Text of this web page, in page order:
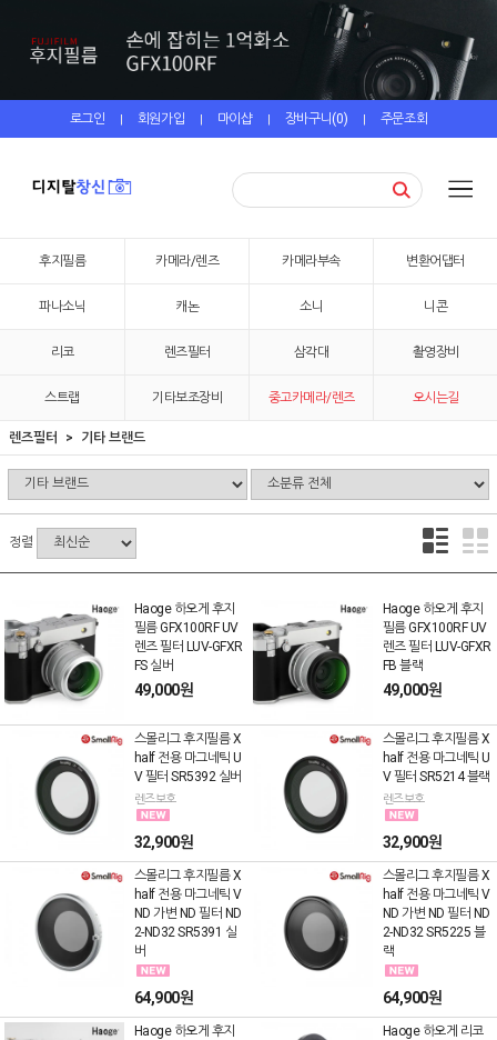
로그인 | 회원가입 | 마이샵 | 장바구니(0) | 주문조회
후지필름 카메라/렌즈 카메라부속 변환어댑터
파나소닉 캐논 소니 니콘
리코 렌즈필터 삼각대 촬영장비
스트랩 기타보조장비 중고카메라/렌즈 오시는길
렌즈필터 기타 브랜드
정렬
Haoge 하오게 후지
필름 GFX100RF UV
렌즈 필터 LUV-GFXR
FS 실버
49,000원
Haoge 하오게 후지
필름 GFX100RF UV
렌즈 필터 LUV-GFXR
FB 블랙
49,000원
스몰리그 후지필름 X
half 전용 마그네틱 U
V 필터 SR5392 실버
렌즈보호
32,900원
스몰리그 후지필름 X
half 전용 마그네틱 U
V 필터 SR5214 블랙
렌즈보호
32,900원
스몰리그 후지필름 X
half 전용 마그네틱 V
ND 가변 ND 필터 ND
2-ND32 SR5391 실
버
64,900원
스몰리그 후지필름 X
half 전용 마그네틱 V
ND 가변 ND 필터 ND
2-ND32 SR5225 블
랙
64,900원
Haoge 하오게 후지
Haoge 하오게 리코